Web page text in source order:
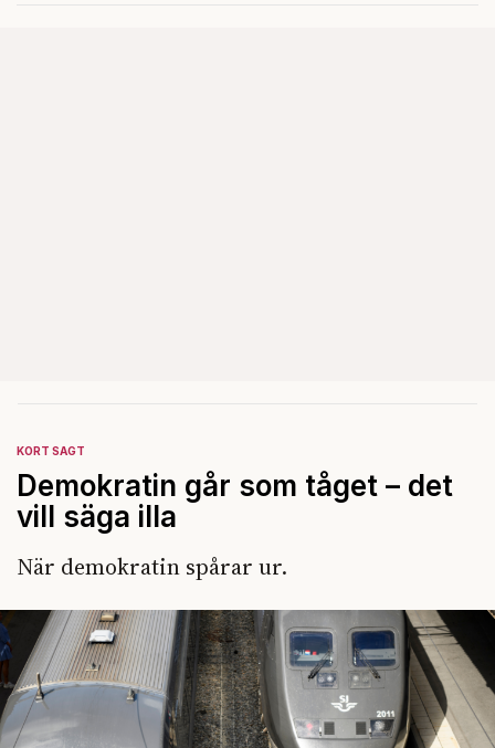
KORT SAGT
Demokratin går som tåget – det
vill säga illa
När demokratin spårar ur.